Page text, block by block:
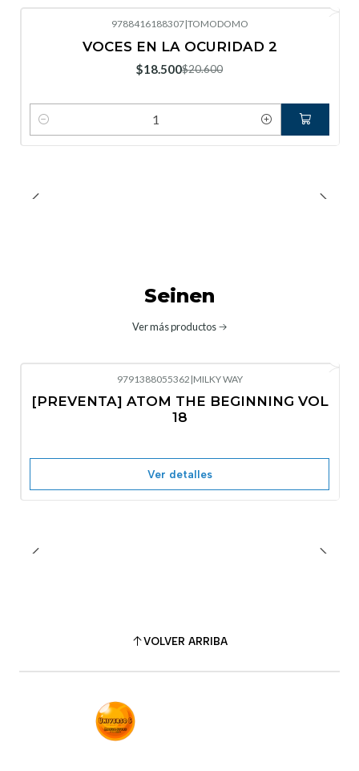
9788416188307|TOMODOMO
VOCES EN LA OCURIDAD 2
$18.500$20.600
Cantidad
Seinen
Ver más productos
9791388055362 |MILKY WAY
[PREVENTA] ATOM THE BEGINNING VOL
18
Ver detalles
VOLVER ARRIBA